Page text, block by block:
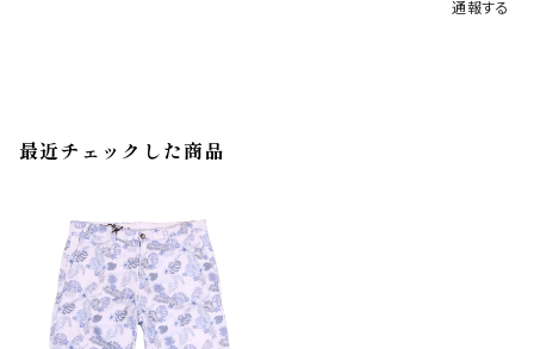
通報する
最近チェックした商品